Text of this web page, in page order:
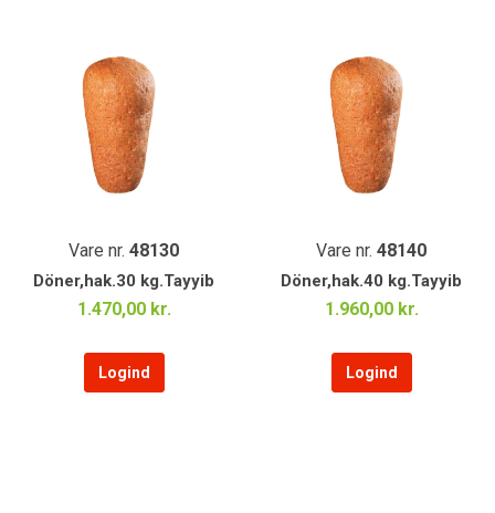
Vare nr. 48130
Döner,hak.30 kg.Tayyib
1.470,00 kr.
Logind
Vare nr. 48140
Döner,hak.40 kg.Tayyib
1.960,00 kr.
Logind